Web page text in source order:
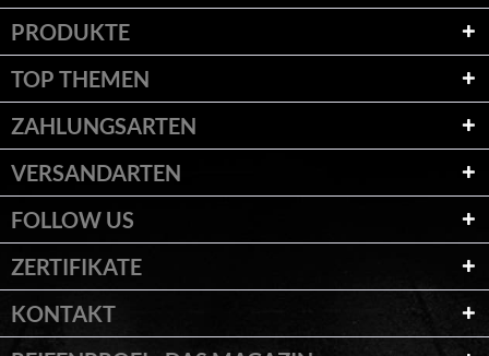
PRODUKTE
TOP THEMEN
ZAHLUNGSARTEN
VERSANDARTEN
FOLLOW US
ZERTIFIKATE
KONTAKT